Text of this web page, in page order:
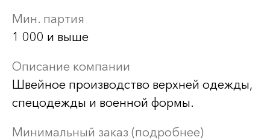
Мин. партия
1 000 и выше
Описание компании
Швейное производство верхней одежды,
спецодежды и военной формы.
Минимальный заказ (подробнее)